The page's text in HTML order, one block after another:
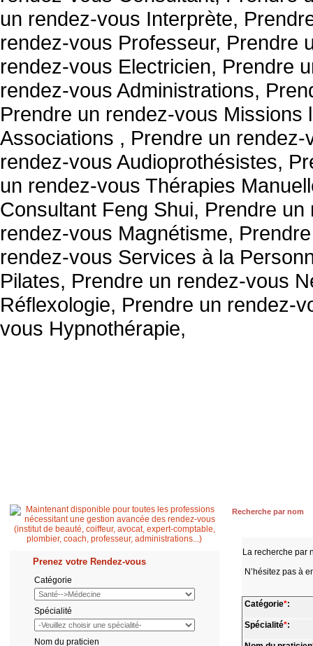
Prenez votre Rendez-vous
Catégorie
Spécialité
Nom du praticien
Recherche par nom
La recherche par
N’hésitez pas à
Catégorie*:
Spécialité*: